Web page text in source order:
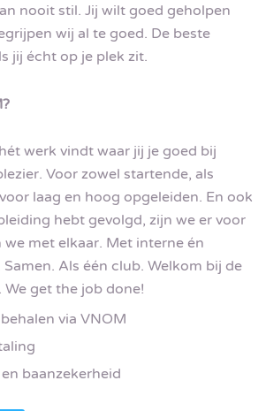
nooit stil. Jij wilt goed geholpen
wij al te goed. De beste
jij écht op je plek zit.
werk vindt waar jij je goed bij
Voor zowel startende, als
laag en hoog opgeleiden. En ook
hebt gevolgd, zijn we er voor
met elkaar. Met interne én
Samen. Als één club. Welkom bij de
We get the job done!
via VNOM
baanzekerheid